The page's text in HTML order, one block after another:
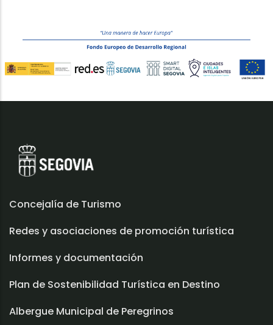
Concejalía de Turismo
Redes y asociaciones de promoción turística
Informes y documentación
Plan de Sostenibilidad Turística en Destino
Albergue Municipal de Peregrinos